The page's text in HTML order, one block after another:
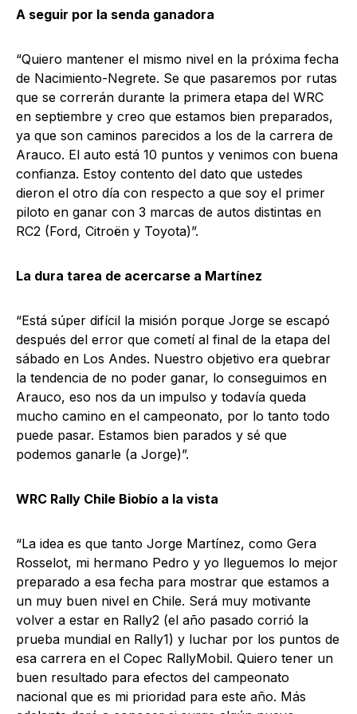
A seguir por la senda ganadora
“Quiero mantener el mismo nivel en la próxima fecha
de Nacimiento-Negrete. Se que pasaremos por rutas
que se correrán durante la primera etapa del WRC
en septiembre y creo que estamos bien preparados,
ya que son caminos parecidos a los de la carrera de
Arauco. El auto está 10 puntos y venimos con buena
confianza. Estoy contento del dato que ustedes
dieron el otro día con respecto a que soy el primer
piloto en ganar con 3 marcas de autos distintas en
RC2 (Ford, Citroën y Toyota)”.
La dura tarea de acercarse a Martínez
“Está súper difícil la misión porque Jorge se escapó
después del error que cometí al final de la etapa del
sábado en Los Andes. Nuestro objetivo era quebrar
la tendencia de no poder ganar, lo conseguimos en
Arauco, eso nos da un impulso y todavía queda
mucho camino en el campeonato, por lo tanto todo
puede pasar. Estamos bien parados y sé que
podemos ganarle (a Jorge)”.
WRC Rally Chile Biobío a la vista
“La idea es que tanto Jorge Martínez, como Gera
Rosselot, mi hermano Pedro y yo lleguemos lo mejor
preparado a esa fecha para mostrar que estamos a
un muy buen nivel en Chile. Será muy motivante
volver a estar en Rally2 (el año pasado corrió la
prueba mundial en Rally1) y luchar por los puntos de
esa carrera en el Copec RallyMobil. Quiero tener un
buen resultado para efectos del campeonato
nacional que es mi prioridad para este año. Más